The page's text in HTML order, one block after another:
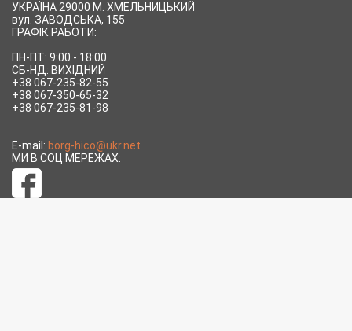
УКРАЇНА 29000 М. ХМЕЛЬНИЦЬКИЙ
вул. ЗАВОДСЬКА, 155
ГРАФІК РАБОТИ:
ПН-ПТ: 9:00 - 18:00
СБ-НД: ВИХІДНИЙ
+38 067-235-82-55
+38 067-350-65-32
+38 067-235-81-98
E-mail: borg-hico@ukr.net
МИ В СОЦ МЕРЕЖАХ: